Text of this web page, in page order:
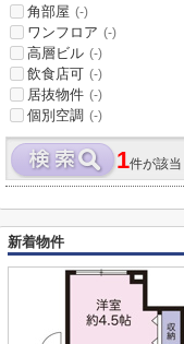
角部屋 (-)
ワンフロア (-)
高層ビル (-)
飲食店可 (-)
居抜物件 (-)
個別空調 (-)
1件が該当
新着物件